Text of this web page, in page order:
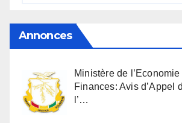
Annonces
Ministère de
Finances: Avis d’Appel
l’…